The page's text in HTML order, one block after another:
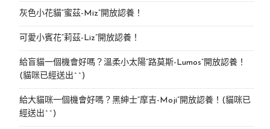
灰色小花貓“蜜茲-Miz”開放認養！
可愛小賓花“莉茲-Liz”開放認養！
給盲貓一個機會好嗎？溫柔小太陽“路莫斯-Lumos”開放認養！
(貓咪已經送出^^)
給大貓咪一個機會好嗎？黑紳士“摩吉-Moji”開放認養！(貓咪已
經送出^^)